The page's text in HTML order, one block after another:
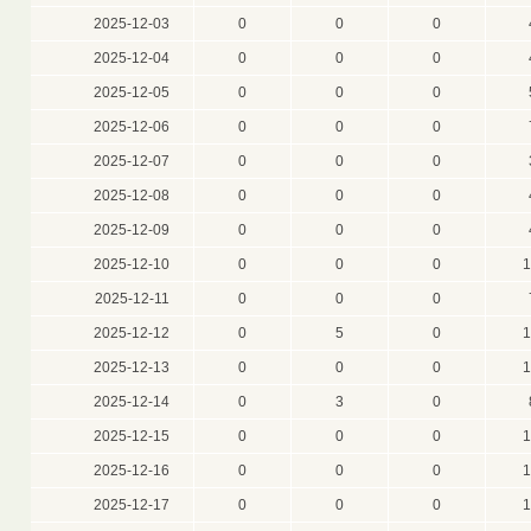
2025-12-03 0 0 0
2025-12-04 0 0 0
2025-12-05 0 0 0
2025-12-06 0 0 0
2025-12-07 0 0 0
2025-12-08 0 0 0
2025-12-09 0 0 0
2025-12-10 0 0 0
2025-12-11 0 0 0
2025-12-12 0 5 0
2025-12-13 0 0 0
2025-12-14 0 3 0
2025-12-15 0 0 0
2025-12-16 0 0 0
2025-12-17 0 0 0